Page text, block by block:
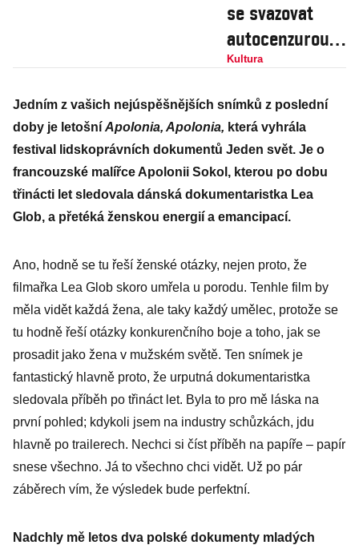
se svazovat
autocenzurou,
říká režisérka
dokumentu na
festivalu Jeden
svět
Kultura
Jedním z vašich nejúspěšnějších snímků z poslední
doby je letošní Apolonia, Apolonia, která vyhrála
festival lidskoprávních dokumentů Jeden svět. Je o
francouzské malířce Apolonii Sokol, kterou po dobu
třinácti let sledovala dánská dokumentaristka Lea
Glob, a přetéká ženskou energií a emancipací.
Ano, hodně se tu řeší ženské otázky, nejen proto, že
filmařka Lea Glob skoro umřela u porodu. Tenhle film by
měla vidět každá žena, ale taky každý umělec, protože se
tu hodně řeší otázky konkurenčního boje a toho, jak se
prosadit jako žena v mužském světě. Ten snímek je
fantastický hlavně proto, že urputná dokumentaristka
sledovala příběh po třináct let. Byla to pro mě láska na
první pohled; kdykoli jsem na industry schůzkách, jdu
hlavně po trailerech. Nechci si číst příběh na papíře – papír
snese všechno. Já to všechno chci vidět. Už po pár
záběrech vím, že výsledek bude perfektní.
Nadchly mě letos dva polské dokumenty mladých